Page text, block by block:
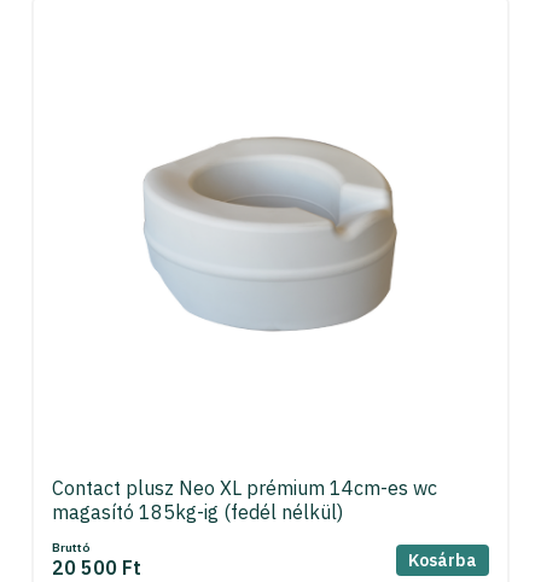
Contact plusz Neo XL prémium 14cm-es wc
magasító 185kg-ig (fedél nélkül)
Bruttó
20 500 Ft Kosárba